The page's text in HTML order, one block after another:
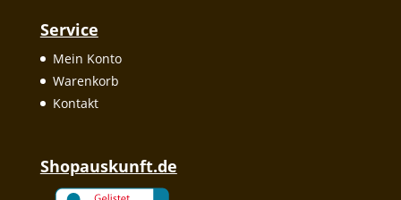
Service
Mein Konto
Warenkorb
Kontakt
Shopauskunft.de